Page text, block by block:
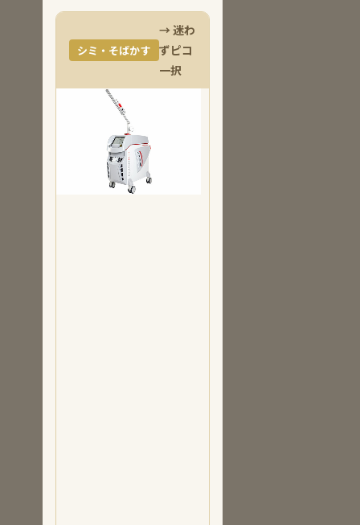
シミ・そばかす
→ 迷わ
ずピコ
一択